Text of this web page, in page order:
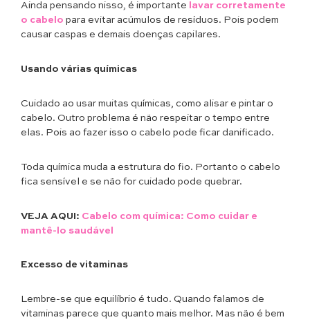
Ainda pensando nisso, é importante
lavar corretamente
o cabelo para evitar acúmulos de resíduos. Pois podem
causar caspas e demais doenças capilares.
Usando várias químicas
Cuidado ao usar muitas químicas, como alisar e pintar o
cabelo. Outro problema é não respeitar o tempo entre
elas. Pois ao fazer isso o cabelo pode ficar danificado.
Toda química muda a estrutura do fio. Portanto o cabelo
fica sensível e se não for cuidado pode quebrar.
VEJA AQUI: Cabelo com química: Como cuidar e
mantê-lo saudável
Excesso de vitaminas
Lembre-se que equilíbrio é tudo. Quando falamos de
vitaminas parece que quanto mais melhor. Mas não é bem